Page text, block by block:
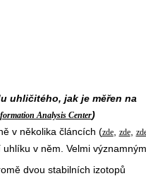
uhličitého, jak je měřen na
Analysis Center)
v několika článcích (zde, zde,
v něm. Velmi významným
dvou stabilních izotopů